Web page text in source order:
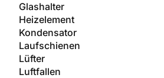
Glashalter
Heizelement
Kondensator
Laufschienen
Lüfter
Luftfallen